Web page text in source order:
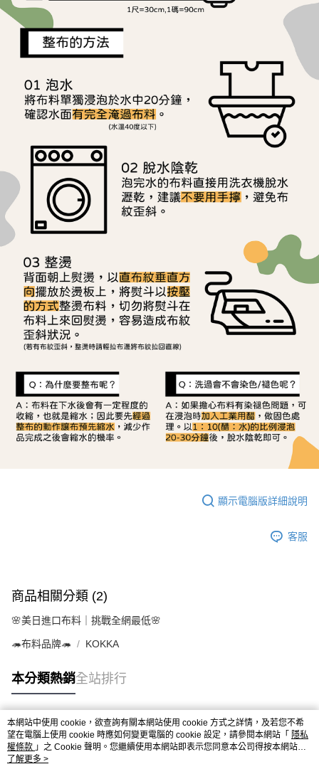
「AFTEE先享後付」，若未經同意申辦者引起之損失，本公司不負相關責
任。
４．使用「AFTEE先享後付」時，將依據個別帳號之用戶狀況，依本公司即
時審查核予不同之上限額度；若仍有額度不足之情形，本公司將視審查結果
５．嚴禁一人註冊多個帳號或使用他人資訊註冊。若發現惡意使用之情形，
恩沛科技股份有限公司將有權停止該用戶之使用額度並採取法律行動。
顯示電腦版詳細說明
客服
商品相關分類 (2)
🌸美日進口布料｜挑戰全網最低🌸
🦔布料品牌🦔 KOKKA
本分類熱銷全站排行
熱門標籤
本網站中使用 cookie，欲查詢有關本網站使用 cookie 方式之詳情，及若您不希
望在電腦上使用 cookie 時應如何變更電腦的 cookie 設定，請參閱本網站「 隱私
權條款 」之 Cookie 聲明。您繼續使用本網站即表示您同意本公司得按本網站使
用條款之 Cookie 聲明使用 cookie。
了解更多 >